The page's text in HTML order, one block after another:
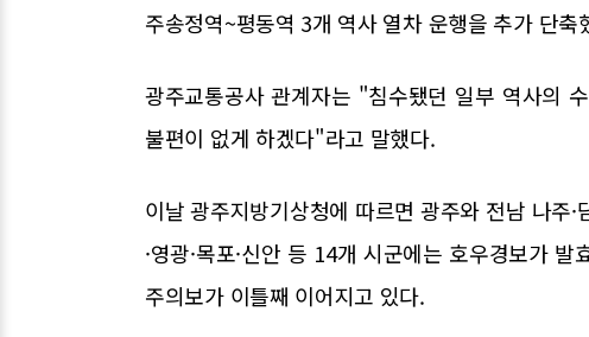
주송정역~평동역 3개 역사 열차 운행을 추가 단축
광주교통공사 관계자는 "침수됐던 일부 역사의
불편이 없게 하겠다"라고 말했다.
이날 광주지방기상청에 따르면 광주와 전남 나주·
·영광·목포·신안 등 14개 시군에는 호우경보가
주의보가 이틀째 이어지고 있다.